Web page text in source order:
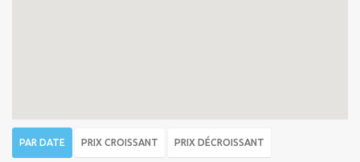
PAR DATE PRIX CROISSANT PRIX DÉCROISSANT